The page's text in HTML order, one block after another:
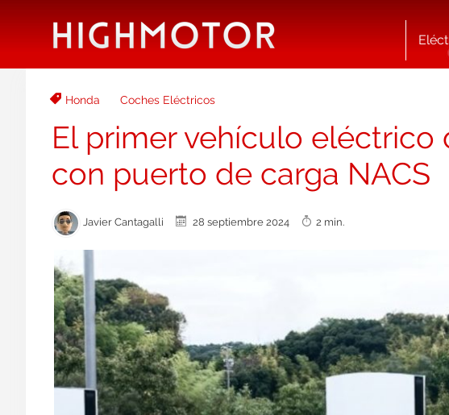
Honda Coches Eléctricos
El primer vehículo
con puerto de carga NACS
Javier Cantagalli 28 septiembre 2024 2 min.